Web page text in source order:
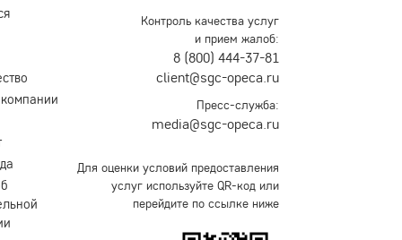
Контроль качества услуг
и прием жалоб:
8 (800) 444-37-81
client@sgc-opeca.ru
Пресс-служба:
media@sgc-opeca.ru
Для оценки условий предоставления
услуг используйте QR-код или
перейдите по ссылке ниже